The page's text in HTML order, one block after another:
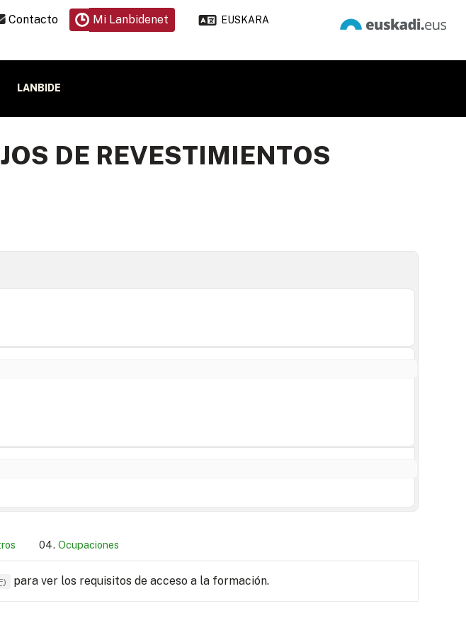
Contacto Mi Lanbidenet EUSKARA
LANBIDE
DE REVESTIMIENTOS
Ocupaciones
) para ver los requisitos de acceso a la formación.